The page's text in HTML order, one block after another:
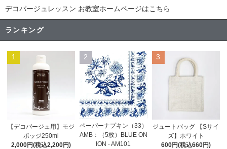
デコパージュレッスン お教室ホームページはこちら
ランキング
1
【デコパージュ用】モジ
ポッジ250ml
2,000円(税込2,200円)
2
ペーパーナプキン（33）
AMB：（5枚）BLUE ON
ION - AM101
3
ジュートバッグ 【Sサイ
ズ】ホワイト
600円(税込660円)